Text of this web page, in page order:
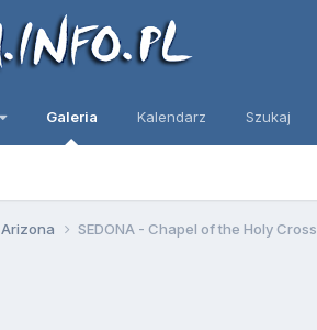
Galeria Kalendarz Szukaj
Arizona SEDONA - Chapel of the Holy Cross